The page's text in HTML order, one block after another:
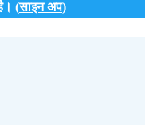
(साइन अप)